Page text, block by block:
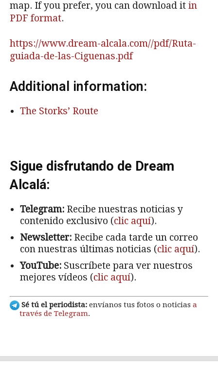
map. If you prefer, you can download it in
PDF format.
https://www.dream-alcala.com//pdf/Ruta-
guiada-de-las-Ciguenas.pdf
Additional information:
The Storks’ Route
Sigue disfrutando de Dream
Alcalá:
Telegram: Recibe nuestras noticias y
contenido exclusivo (clic aquí).
Newsletter: Recibe cada tarde un correo
con nuestras últimas noticias (clic aquí).
YouTube: Suscríbete para ver nuestros
mejores vídeos (clic aquí).
Sé tú el periodista: envíanos tus fotos o noticias a
través de Telegram.